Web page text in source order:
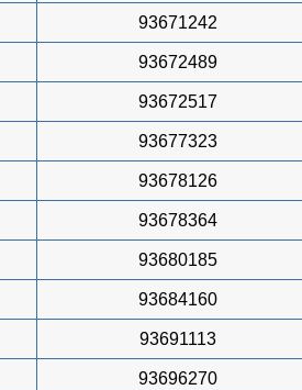
93671242
93672489
93672517
93677323
93678126
93678364
93680185
93684160
93691113
93696270